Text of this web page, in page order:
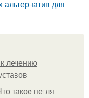
альтернатив для
лечению
такое петля